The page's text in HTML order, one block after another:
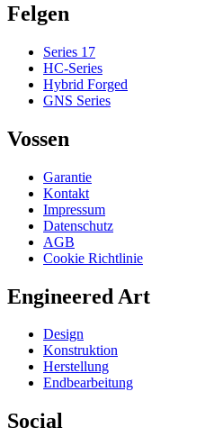
Felgen
Series 17
HC-Series
Hybrid Forged
GNS Series
Vossen
Garantie
Kontakt
Impressum
Datenschutz
AGB
Cookie Richtlinie
Engineered Art
Design
Konstruktion
Herstellung
Endbearbeitung
Social